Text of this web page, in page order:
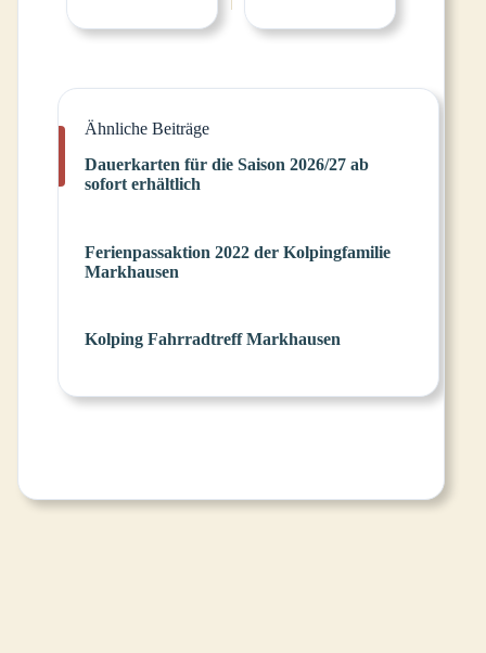
Ähnliche Beiträge
Dauerkarten für die Saison 2026/27 ab
sofort erhältlich
Ferienpassaktion 2022 der Kolpingfamilie
Markhausen
Kolping Fahrradtreff Markhausen